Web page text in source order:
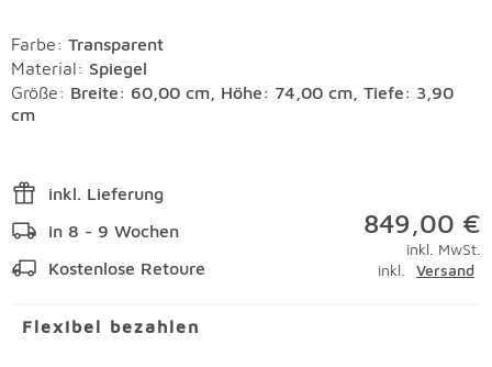
Farbe: Transparent
Material: Spiegel
Größe: Breite: 60,00 cm, Höhe: 74,00 cm, Tiefe: 3,90
cm
inkl. Lieferung
in 8 - 9 Wochen
Kostenlose Retoure
849,00 €
inkl. MwSt.
inkl.
Versand
Flexibel bezahlen